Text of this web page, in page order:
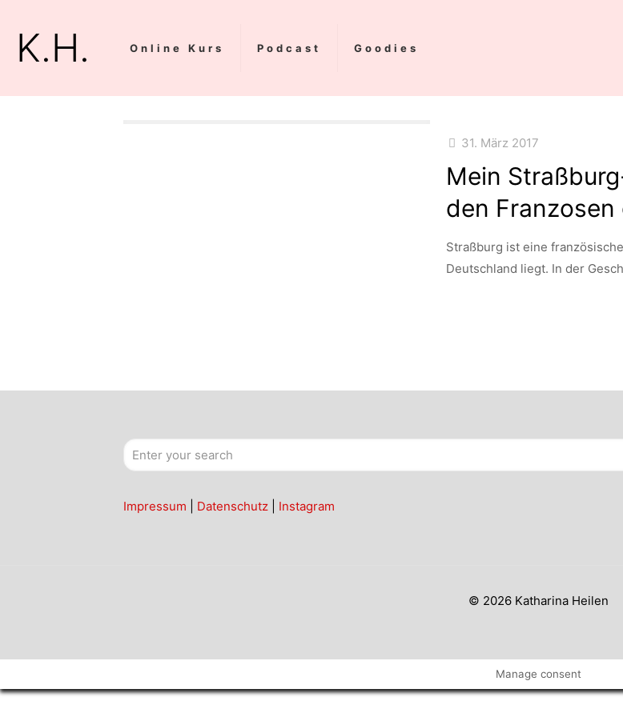
K.H. Online Kurs Podcast Goodies
31. März 2017
Mein
den
Straßburg ist eine
Deutschland liegt. In der
Impressum Datenschutz Instagram
© 2026 Katharina Heilen
Manage consent